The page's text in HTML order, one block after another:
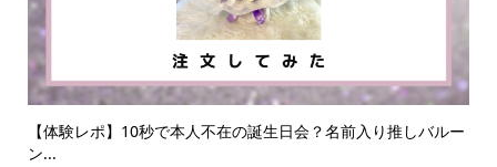
【体験レポ】10秒で本人不在の誕生日会？名前入り推しバルー
ン...